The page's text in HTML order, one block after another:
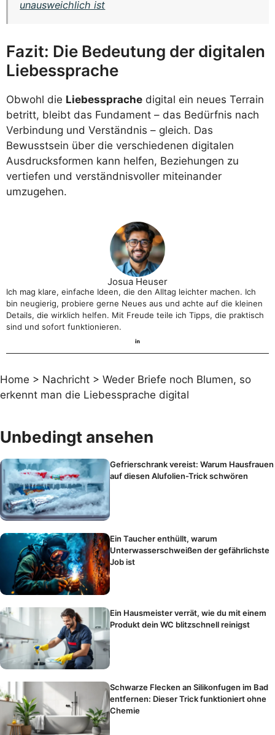
unausweichlich ist
Fazit: Die Bedeutung der digitalen
Liebessprache
Obwohl die Liebessprache digital ein neues Terrain
betritt, bleibt das Fundament – das Bedürfnis nach
Verbindung und Verständnis – gleich. Das
Bewusstsein über die verschiedenen digitalen
Ausdrucksformen kann helfen, Beziehungen zu
vertiefen und verständnisvoller miteinander
umzugehen.
Josua Heuser
Ich mag klare, einfache Ideen, die den Alltag leichter machen. Ich
bin neugierig, probiere gerne Neues aus und achte auf die kleinen
Details, die wirklich helfen. Mit Freude teile ich Tipps, die praktisch
sind und sofort funktionieren.
Home > Nachricht > Weder Briefe noch Blumen, so
erkennt man die Liebessprache digital
Unbedingt ansehen
Gefrierschrank vereist: Warum Hausfrauen
auf diesen Alufolien-Trick schwören
Ein Taucher enthüllt, warum
Unterwasserschweißen der gefährlichste
Job ist
Ein Hausmeister verrät, wie du mit einem
Produkt dein WC blitzschnell reinigst
Schwarze Flecken an Silikonfugen im Bad
entfernen: Dieser Trick funktioniert ohne
Chemie